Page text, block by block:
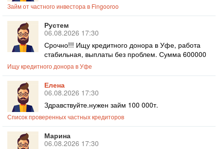
Займ от частного инвестора в Fingooroo
Рустем
06.08.2026 17:30
Срочно!!! Ищу кредитного донора в Уфе, работа
стабильная, выплаты без проблем. Сумма 600000
Ищу кредитного донора в Уфе
Елена
06.08.2026 17:30
Здравствуйте.нужен займ 100 000т.
Список проверенных частных кредиторов
Марина
06.08.2026 17:30